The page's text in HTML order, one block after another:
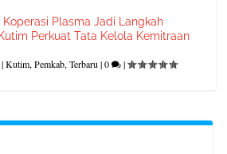
Koperasi Plasma Jadi Langkah
Perkuat Tata Kelola Kemitraan
|Kutim,Pemkab,Terbaru |0 |